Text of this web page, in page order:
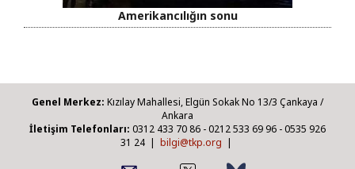
Amerikancılığın sonu
Genel Merkez: Kızılay Mahallesi, Elgün Sokak No 13/3 Çankaya /
Ankara
İletişim Telefonları: 0312 433 70 86 - 0212 533 69 96 - 0535 926
31 24 | bilgi@tkp.org |